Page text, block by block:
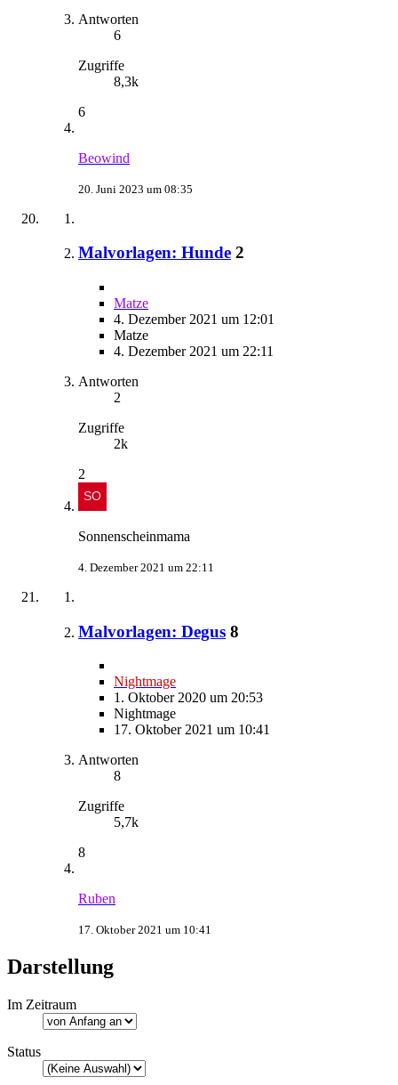
Antworten
6
Zugriffe
8,3k
6
Beowind
20. Juni 2023 um 08:35
Malvorlagen: Hunde 2
Matze
4. Dezember 2021 um 12:01
Matze
4. Dezember 2021 um 22:11
Antworten
2
Zugriffe
2k
2
Sonnenscheinmama
4. Dezember 2021 um 22:11
Malvorlagen: Degus 8
Nightmage
1. Oktober 2020 um 20:53
Nightmage
17. Oktober 2021 um 10:41
Antworten
8
Zugriffe
5,7k
8
Ruben
17. Oktober 2021 um 10:41
Darstellung
Im Zeitraum
Status